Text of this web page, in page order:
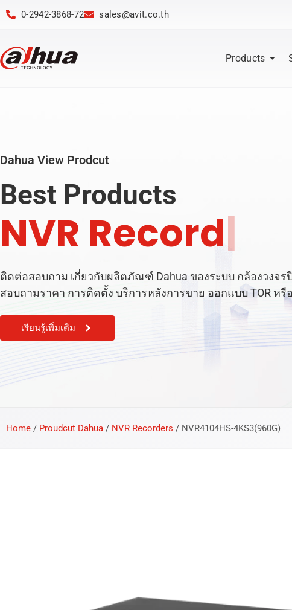
0-2942-3868-72 sales@avit.co.th
Products
Dahua View Prodcut
Best Products
NVR Recorde
ติดต่อสอบถาม เกี่ยวกับผลิตภัณฑ์ Dahua ของระบบ กล้องวงจร
สอบถามราคา การติดตั้ง บริการหลังการขาย ออกแบบ TOR หรื
เรียนรู้เพิ่มเติม
Home / Proudcut Dahua / NVR Recorders / NVR4104HS-4KS3(960G)